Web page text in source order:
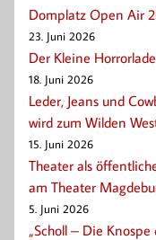
Domplatz Open Air
23. Juni 2026
Der Kleine
18. Juni 2026
Leder, Jeans und
wird zum Wilden
15. Juni 2026
Theater als
am Theater
5. Juni 2026
„Scholl – Die